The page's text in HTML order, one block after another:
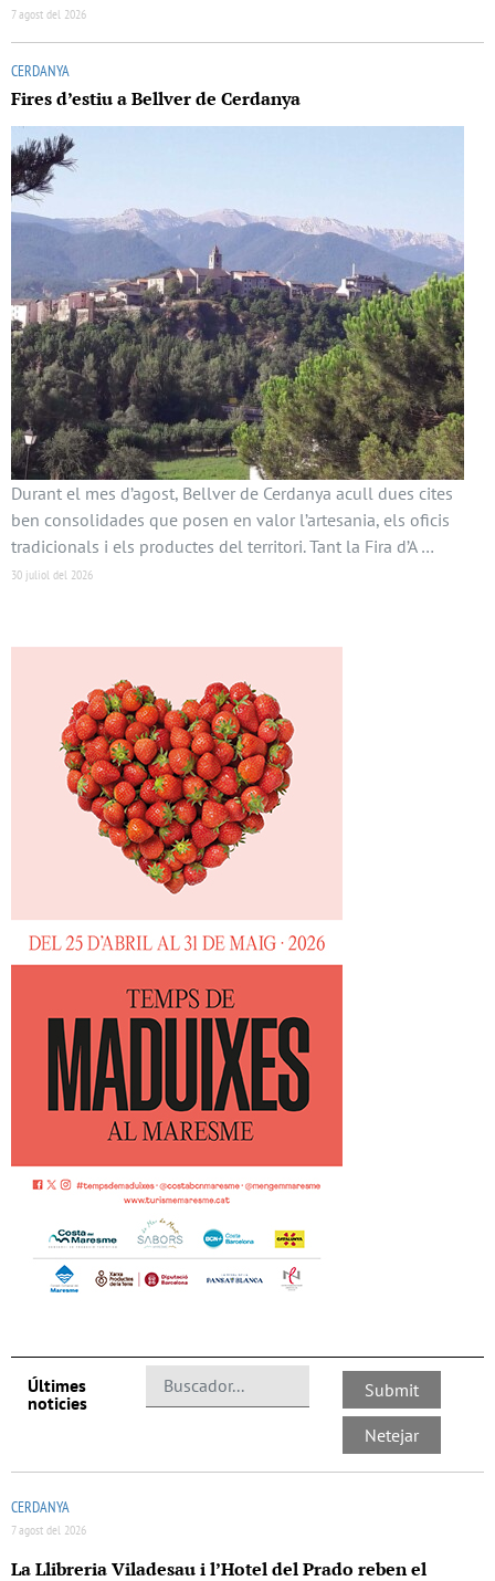
7 agost del 2026
CERDANYA
Fires d’estiu a Bellver de Cerdanya
Durant el mes d’agost, Bellver de Cerdanya acull dues cites
ben consolidades que posen en valor l’artesania, els oficis
tradicionals i els productes del territori. Tant la Fira d’A …
30 juliol del 2026
Últimes
noticies
CERDANYA
7 agost del 2026
La Llibreria Viladesau i l’Hotel del Prado reben el